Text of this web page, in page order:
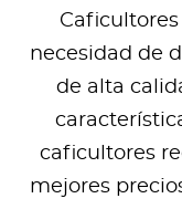
necesidad de
de alta
caficultores
mejores